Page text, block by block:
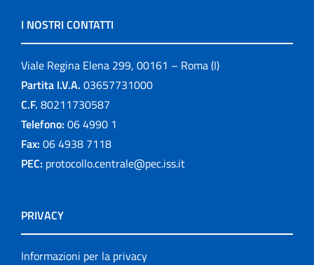
I NOSTRI CONTATTI
Viale Regina Elena 299, 00161 – Roma (I)
Partita I.V.A. 03657731000
C.F. 80211730587
Telefono: 06 4990 1
Fax: 06 4938 7118
PEC: protocollo.centrale@pec.iss.it
PRIVACY
Informazioni per la privacy